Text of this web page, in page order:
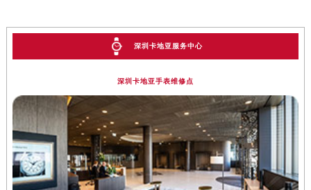
深圳卡地亚服务中心
深圳卡地亚手表维修点
预约入口 关闭